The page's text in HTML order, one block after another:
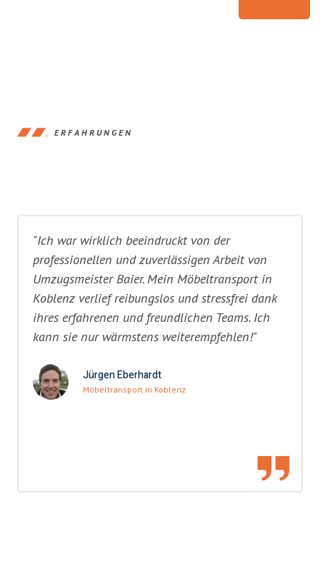
ERFAHRUNGEN
"Ich war wirklich beeindruckt von der
professionellen und zuverlässigen Arbeit von
Umzugsmeister Baier. Mein Möbeltransport in
Koblenz verlief reibungslos und stressfrei dank
ihres erfahrenen und freundlichen Teams. Ich
kann sie nur wärmstens weiterempfehlen!"
Jürgen Eberhardt
Möbeltransport in Koblenz